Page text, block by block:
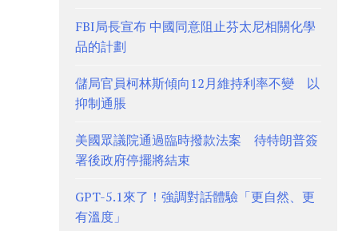
FBI局長宣布 中國同意阻止芬太尼相關化學
品的計劃
儲局官員柯林斯傾向12月維持利率不變 以
抑制通脹
美國眾議院通過臨時撥款法案 待特朗普簽
署後政府停擺將結束
GPT-5.1來了！強調對話體驗「更自然、更
有溫度」